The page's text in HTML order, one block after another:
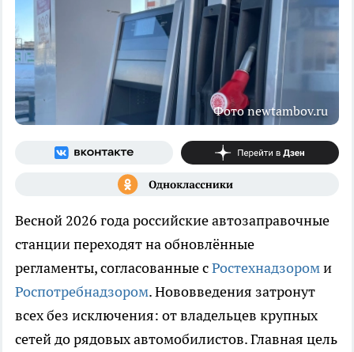
Фото newtambov.ru
Весной 2026 года российские автозаправочные
станции переходят на обновлённые
регламенты, согласованные сРостехнадзороми
Роспотребнадзором. Нововведения затронут
всех без исключения: от владельцев крупных
сетей до рядовых автомобилистов. Главная цель